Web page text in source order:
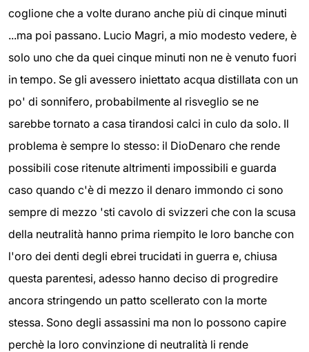
coglione che a volte durano anche più di cinque minuti
...ma poi passano. Lucio Magri, a mio modesto vedere, è
solo uno che da quei cinque minuti non ne è venuto fuori
in tempo. Se gli avessero iniettato acqua distillata con un
po' di sonnifero, probabilmente al risveglio se ne
sarebbe tornato a casa tirandosi calci in culo da solo. Il
problema è sempre lo stesso: il DioDenaro che rende
possibili cose ritenute altrimenti impossibili e guarda
caso quando c'è di mezzo il denaro immondo ci sono
sempre di mezzo 'sti cavolo di svizzeri che con la scusa
della neutralità hanno prima riempito le loro banche con
l'oro dei denti degli ebrei trucidati in guerra e, chiusa
questa parentesi, adesso hanno deciso di progredire
ancora stringendo un patto scellerato con la morte
stessa. Sono degli assassini ma non lo possono capire
perchè la loro convinzione di neutralità li rende